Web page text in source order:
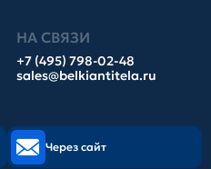
НА СВЯЗИ
+7 (495) 798-02-48
sales@belkiantitela.ru
Через сайт